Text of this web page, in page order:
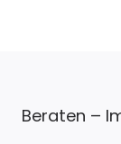
Beraten –